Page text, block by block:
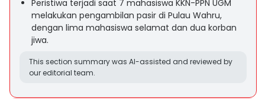
Peristiwa terjadi saat 7 mahasiswa KKN-PPN UGM
melakukan pengambilan pasir di Pulau Wahru,
dengan lima mahasiswa selamat dan dua korban
jiwa.
This section summary was AI-assisted and reviewed by
our editorial team.